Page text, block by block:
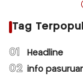
Tag
01 Headline
02 info